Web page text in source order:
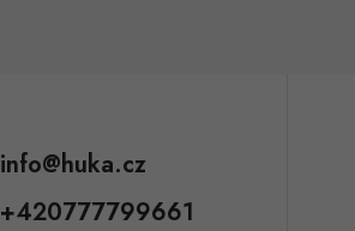
info@huka.cz
+420777799661